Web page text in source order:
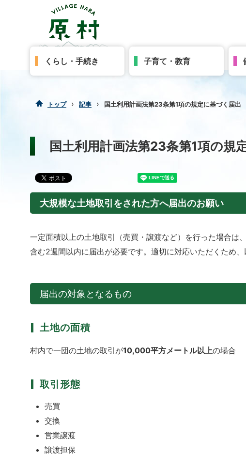
くらし・手続き 子育て・教育
トップ › 記事 › 国土利用計画法第23条第1項の規定に基づく届出
国土利用計画法第23条第1項の規
大規模な土地取引をされた方へ届出のお願い
一定面積以上の土地取引（売買・譲渡など）を行った場合は
含む2週間以内に届出が必要です。適切に対応いただくため、
届出の対象となるもの
土地の面積
村内で一団の土地の取引が10,000平方メートル以上の場合
取引形態
売買
交換
営業譲渡
譲渡担保